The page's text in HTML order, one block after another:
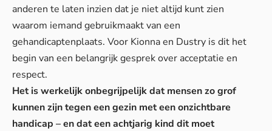
anderen te laten inzien dat je niet altijd kunt zien
waarom iemand gebruikmaakt van een
gehandicaptenplaats. Voor Kionna en Dustry is dit het
begin van een belangrijk gesprek over acceptatie en
respect.
Het is werkelijk onbegrijpelijk dat mensen zo grof
kunnen zijn tegen een gezin met een onzichtbare
handicap – en dat een achtjarig kind dit moet